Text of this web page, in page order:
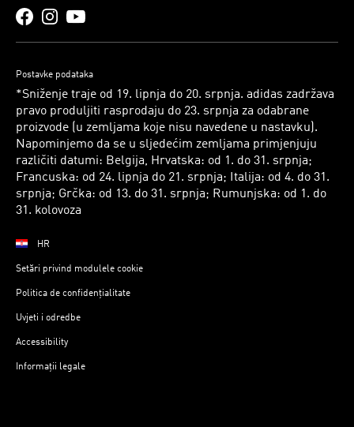
Postavke podataka
*Sniženje traje od 19. lipnja do 20. srpnja. adidas zadržava
pravo produljiti rasprodaju do 23. srpnja za odabrane
proizvode (u zemljama koje nisu navedene u nastavku).
Napominjemo da se u sljedećim zemljama primjenjuju
različiti datumi: Belgija, Hrvatska: od 1. do 31. srpnja;
Francuska: od 24. lipnja do 21. srpnja; Italija: od 4. do 31.
srpnja; Grčka: od 13. do 31. srpnja; Rumunjska: od 1. do
31. kolovoza
HR
Setări privind modulele cookie
Politica de confidențialitate
Uvjeti i odredbe
Accessibility
Informații legale